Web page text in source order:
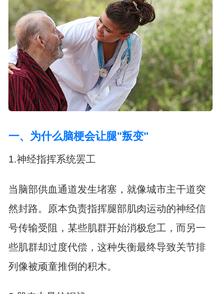
一、为什么脑梗会让腿"叛变"
1.神经指挥系统罢工
当脑部供血通道发生堵塞，就像城市主干道突
然封路。原本负责指挥腿部肌肉运动的神经信
号传输受阻，某些肌群开始消极怠工，而另一
些肌群却过度代偿，这种失衡最终导致关节排
列像被顽童推倒的积木。